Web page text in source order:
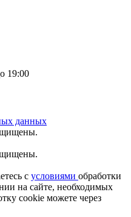
19:00
данных
с условиями обработки
на сайте, необходимых
cookie можете через